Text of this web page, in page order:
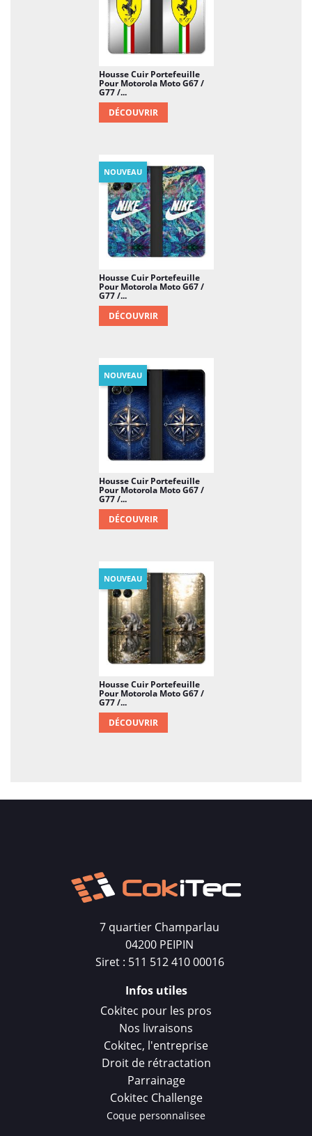
Housse Cuir Portefeuille
Pour Motorola Moto G67 /
G77 /...
DÉCOUVRIR
Housse Cuir Portefeuille
Pour Motorola Moto G67 /
G77 /...
DÉCOUVRIR
NOUVEAU
Housse Cuir Portefeuille
Pour Motorola Moto G67 /
G77 /...
DÉCOUVRIR
NOUVEAU
Housse Cuir Portefeuille
Pour Motorola Moto G67 /
G77 /...
DÉCOUVRIR
NOUVEAU
7 quartier Champarlau
04200 PEIPIN
Siret : 511 512 410 00016
Infos utiles
Cokitec pour les pros
Nos livraisons
Cokitec, l'entreprise
Droit de rétractation
Parrainage
Cokitec Challenge
Coque personnalisee